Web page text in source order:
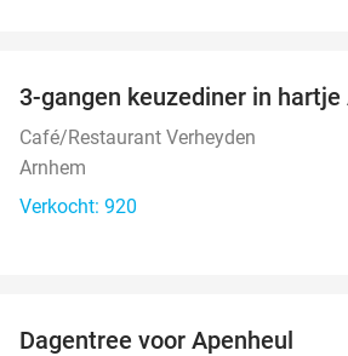
3-gangen keuzediner in hartje
Café/Restaurant Verheyden
Arnhem
Verkocht: 920
Dagentree voor Apenheul